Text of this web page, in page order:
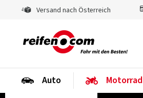
Versand nach Österreich
Auto
Motorrad